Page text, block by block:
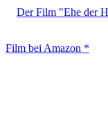
Der Film "Ehe der
Film bei Amazon *